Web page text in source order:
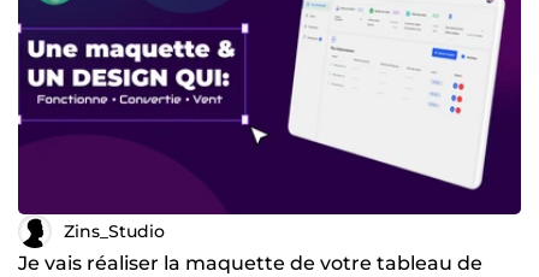
Zins_Studio
Je vais réaliser la maquette de votre tableau de